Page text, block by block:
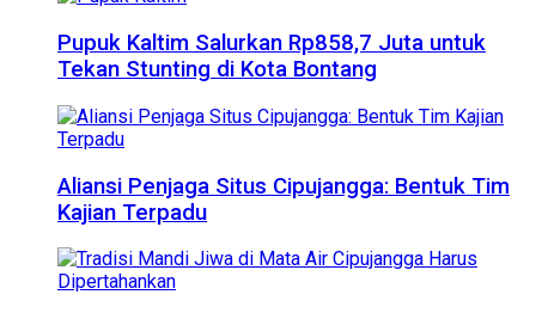
Pupuk Kaltim Salurkan Rp858,7 Juta untuk
Tekan Stunting di Kota Bontang
Aliansi Penjaga Situs Cipujangga: Bentuk Tim
Kajian Terpadu